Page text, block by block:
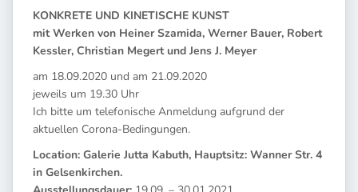
KONKRETE UND KINETISCHE KUNST
mit Werken von Heiner Szamida, Werner Bauer, Robert
Kessler, Christian Megert und Jens J. Meyer
am 18.09.2020 und am 21.09.2020
jeweils um 19.30 Uhr
Ich bitte um telefonische Anmeldung aufgrund der
aktuellen Corona-Bedingungen.
Location: Galerie Jutta Kabuth, Hauptsitz: Wanner Str. 4
in Gelsenkirchen.